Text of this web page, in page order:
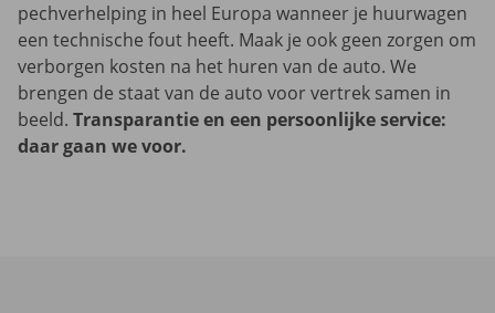
pechverhelping in heel Europa wanneer je huurwagen
een technische fout heeft. Maak je ook geen zorgen om
verborgen kosten na het huren van de auto. We
brengen de staat van de auto voor vertrek samen in
beeld. Transparantie en een persoonlijke service:
daar gaan we voor.